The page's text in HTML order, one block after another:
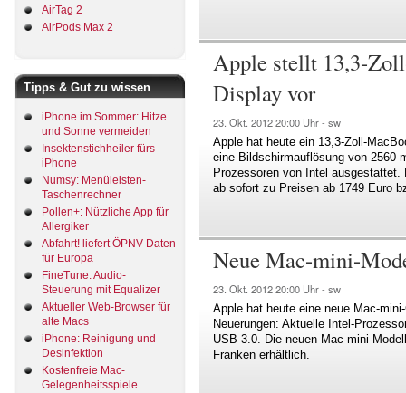
AirTag 2
AirPods Max 2
Tipps & Gut zu wissen
iPhone im Sommer: Hitze
und Sonne vermeiden
Insektenstichheiler fürs
iPhone
Numsy: Menüleisten-
Taschenrechner
Pollen+: Nützliche App für
Allergiker
Abfahrt! liefert ÖPNV-Daten
für Europa
FineTune: Audio-
Steuerung mit Equalizer
Aktueller Web-Browser für
alte Macs
iPhone: Reinigung und
Desinfektion
Kostenfreie Mac-
Gelegenheitsspiele
Apple stellt 13,3-
Display vor
23. Okt. 201220:00 Uhr - sw
Apple hat heute ein 13,3-Zoll-
eine Bildschirmauflösung von 2560
Prozessoren von Intel
ab sofort zu Preisen ab 1749 Euro
Neue Mac-mini-
23. Okt. 201220:00 Uhr - sw
Apple hat heute eine neue Mac-
Neuerungen: Aktuelle Intel-
USB 3.0. Die neuen Mac-mini-
Franken erhältlich.